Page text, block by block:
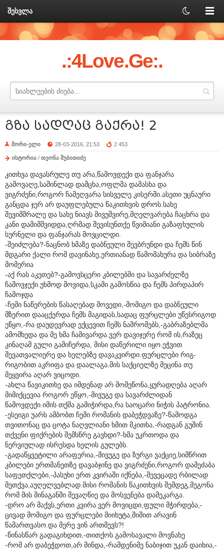
შესვლა
.:4Love.Ge:.
გზა სადღაც გაქრა! 2
მორი-ელი 28-03-2016, 21:53 2 453
ისტორია / თეონა შუბითიძე
კითხვა დავასრულე თუ არა,წამოვდექი და ფანჯარა
გამოვაღე,საშინლად დამცხა,ოფლმა დამასხა და
ვიგრძენი,როგორ ჩამეღვარა სისველე კისერში.ასეთი უცნაური
განცდა ჯერ არ დაუფლებულა წაკითხვის დროს.სახე
შევიმშრალე და სახე ნიავს მივუშვირე,მღელვარება ჩაცხრა და
კანი დამიმშვიდდა,ღრმად შევისუნთქე წვიმიანი გაზაფხულის
სურნელი და ფანჯარას მოვცილდი.
-შეიძლება?-ნაცნობ ხმაზე დაბნეული შევბრუნდი და ჩემს წინ
მდგარი ქალი რომ დავინახე,ერთიანად წამომახურა და სიბრაზე
მომერია
-აქ რას აკეთებ?-გამოვსცერი კბილებში და სავარძელზე
ჩამოვჯექი.უხმოდ მოვიდა,სკამი გამოსწია და ჩემს პირდაპირ
ჩამოჯდა
-ჩემი ნაწერების წასაღებად მოვედი,-მომიგო და დაბნეული
მზერით დააცქერდა ჩემს მაგიდას,სადაც ფურცლები უწესრიგოდ
ეწყო,-რა დაუდევრად ექცევით ჩემს ნაშრომებს,-გაბრაზებლმა
ამომხედა და მე ხმა ჩამივარდა.ვერ დავიჯერე რომ ის,რაზეც
კინაღამ გული გამიჩერდა, მისი დაწერილი იყო.ეჭვით
შევათვალიერე და ხელებზე დავაკვირდი.ფურცლები რიგ-
რიგობით აკრიფა და დაალაგა.მის საქციელზე მეცინა თუ
მეყვირა აღარ ვიცოდი.
-ახლა წავიკითხე და იმდენად არ მომეწონა,ყურადღება აღარ
მიმიქცევია როგორ ეწყო,-მივუგე და სავარძლიდან
წამოვდექი.იმის თქმა გამიჭირდა,რა საოცარი ნიჭის პატრონია.
-ესეიგი უარს ამბობთ ჩემი რომანის დაბეჭდვაზე?-წამოდგა
თვითონაც და ცოტა ნაღვლიანი ხმით მკითხა,-რადგან გუშინ
თქვენი ფიქრების შემსწრე გავხდი?-ხმა უკრთოდა და
ნერვიულად ისრესდა ხელის გულებს.
-გადაწყვეტილი არაფერია,-მივუგე და ზურგი ვაქციე,სიმწრით
კბილები ერთმანეთზე დავაბჯინე და ვიგრძენი,როგორ დამეძაბა
საფეთქლები,-პასუხი ერთ კვირაში იქნება,-შევეცადე რბილად
მეთქვა,აუღელვებლად.მისი რომანის წაკითხვის შემდეგ,მეგონა
რომ მის შინაგანში შევაღწიე და მოსვენება დამეკარგა.
-დრო არ მაქვს,ერთი კვირა ვერ მოვიცდი,ფული მჭირდება,-
ცივად მომიგო და ფურცლები მიიხუტა,შიშით არავინ
წამართვასო.და მერე ვინ ართმევს?!
-წინასწარ გადაგიხდით,-თითქოს გამოსავალი მოვნახე
-რომ არ დაბეჭდოთ,არ მინდა,-რამდენიმე ნაბიჯით უკან დაიხია,-